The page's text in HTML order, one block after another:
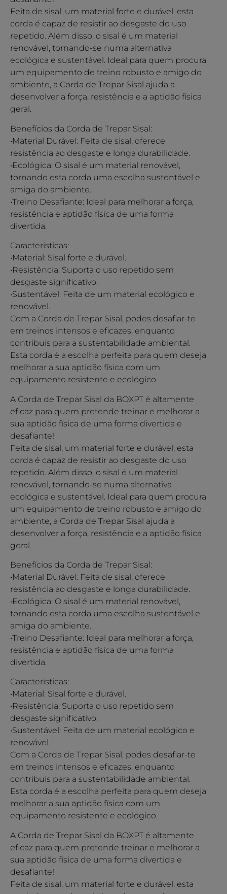
Feita de sisal, um material forte e durável, esta
corda é capaz de resistir ao desgaste do uso
repetido. Além disso, o sisal é um material
renovável, tornando-se numa alternativa
ecológica e sustentável. Ideal para quem procura
um equipamento de treino robusto e amigo do
ambiente, a Corda de Trepar Sisal ajuda a
desenvolver a força, resistência e a aptidão física
geral.
Benefícios da Corda de Trepar Sisal:
•Material Durável: Feita de sisal, oferece
resistência ao desgaste e longa durabilidade.
•Ecológica: O sisal é um material renovável,
tornando esta corda uma escolha sustentável e
amiga do ambiente.
•Treino Desafiante: Ideal para melhorar a força,
resistência e aptidão física de uma forma
divertida.
Características:
•Material: Sisal forte e durável.
•Resistência: Suporta o uso repetido sem
desgaste significativo.
•Sustentável: Feita de um material ecológico e
renovável.
Com a Corda de Trepar Sisal, podes desafiar-te
em treinos intensos e eficazes, enquanto
contribuis para a sustentabilidade ambiental.
Esta corda é a escolha perfeita para quem deseja
melhorar a sua aptidão física com um
equipamento resistente e ecológico.
A Corda de Trepar Sisal da BOXPT é altamente
eficaz para quem pretende treinar e melhorar a
sua aptidão física de uma forma divertida e
desafiante!
Feita de sisal, um material forte e durável, esta
corda é capaz de resistir ao desgaste do uso
repetido. Além disso, o sisal é um material
renovável, tornando-se numa alternativa
ecológica e sustentável. Ideal para quem procura
um equipamento de treino robusto e amigo do
ambiente, a Corda de Trepar Sisal ajuda a
desenvolver a força, resistência e a aptidão física
geral.
Benefícios da Corda de Trepar Sisal:
•Material Durável: Feita de sisal, oferece
resistência ao desgaste e longa durabilidade.
•Ecológica: O sisal é um material renovável,
tornando esta corda uma escolha sustentável e
amiga do ambiente.
•Treino Desafiante: Ideal para melhorar a força,
resistência e aptidão física de uma forma
divertida.
Características:
•Material: Sisal forte e durável.
•Resistência: Suporta o uso repetido sem
desgaste significativo.
•Sustentável: Feita de um material ecológico e
renovável.
Com a Corda de Trepar Sisal, podes desafiar-te
em treinos intensos e eficazes, enquanto
contribuis para a sustentabilidade ambiental.
Esta corda é a escolha perfeita para quem deseja
melhorar a sua aptidão física com um
equipamento resistente e ecológico.
A Corda de Trepar Sisal da BOXPT é altamente
eficaz para quem pretende treinar e melhorar a
sua aptidão física de uma forma divertida e
desafiante!
Feita de sisal, um material forte e durável, esta